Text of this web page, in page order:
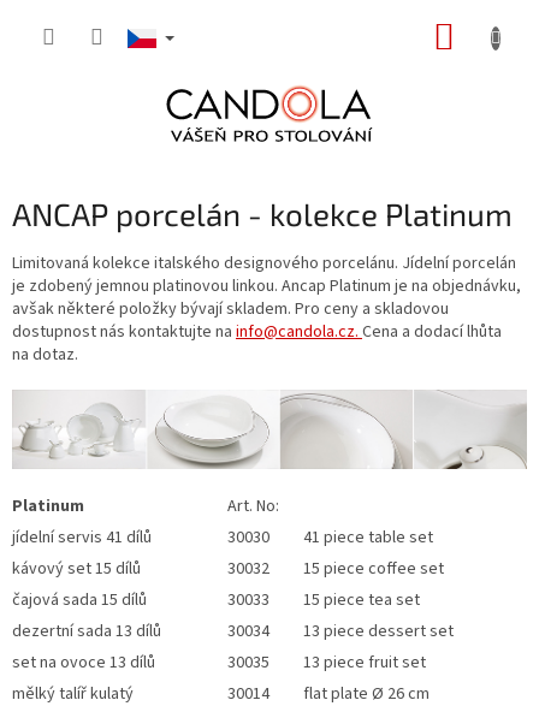
ANCAP porcelán - kolekce Platinum
Limitovaná kolekce italského designového porcelánu. Jídelní porcelán
je zdobený jemnou platinovou linkou. Ancap Platinum je na objednávku,
avšak některé položky bývají skladem. Pro ceny a skladovou
dostupnost nás kontaktujte na info@candola.cz. Cena a dodací lhůta
na dotaz.
Platinum
Art. No:
jídelní servis 41 dílů
30030
41 piece table set
kávový set 15 dílů
30032
15 piece coffee set
čajová sada 15 dílů
30033
15 piece tea set
dezertní sada 13 dílů
30034
13 piece dessert set
set na ovoce 13 dílů
30035
13 piece fruit set
mělký talíř kulatý
30014
flat plate Ø 26 cm